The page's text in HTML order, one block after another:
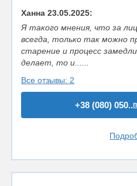
Ханна 23.05.2025:
Я такого мнения, что за
всегда, только так можно
старение и процесс
делает, то и......
Все отзывы: 2
+38 (080) 050..